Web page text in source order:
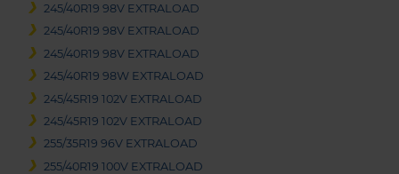
245/40R19 98V EXTRALOAD
245/40R19 98V EXTRALOAD
245/40R19 98V EXTRALOAD
245/40R19 98W EXTRALOAD
245/45R19 102V EXTRALOAD
245/45R19 102V EXTRALOAD
255/35R19 96V EXTRALOAD
255/40R19 100V EXTRALOAD